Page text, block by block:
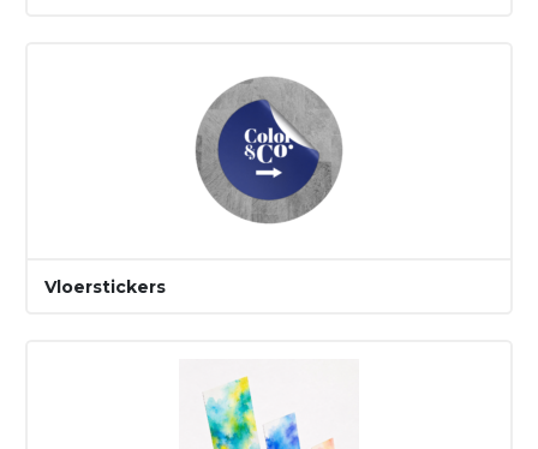
Vloerstickers